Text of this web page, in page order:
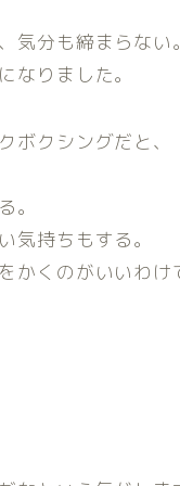
気分も締まらない。
なりました。
ボクシングだと、
。
気持ちもする。
かくのがいいわけ